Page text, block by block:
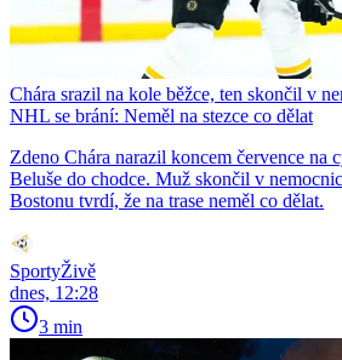
Chára srazil na kole běžce, ten skončil v
NHL se brání: Neměl na stezce co dělat
Zdeno Chára narazil koncem července na
Beluše do chodce. Muž skončil v
Bostonu tvrdí, že na trase neměl co dělat.
SportyŽivě
dnes, 12:28
3 min